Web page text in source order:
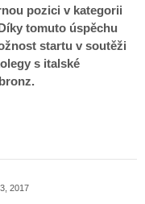
pozici v kategorii
tomuto úspěchu
startu v soutěži
s italské
2017